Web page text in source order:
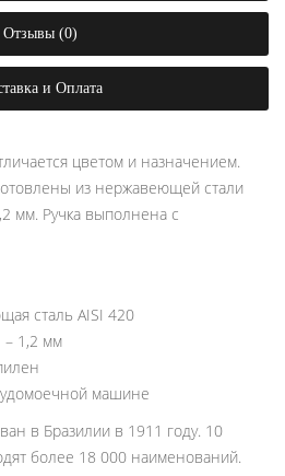
Отзывы (0)
и Оплата
цветом и назначением.
из нержавеющей стали
мм. Ручка выполнена с
сталь AISI 420
– 1,2 мм
машине
в Бразилии в 1911 году. 10
более 18 000 наименований.